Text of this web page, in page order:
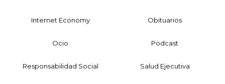
Internet Economy Obituarios
Ocio Podcast
Responsabilidad Social Salud Ejecutiva